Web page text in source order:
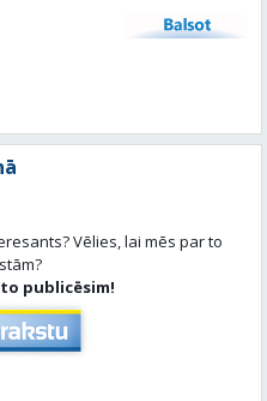
Balsot
Vēlies, lai mēs par to
publicēsim!